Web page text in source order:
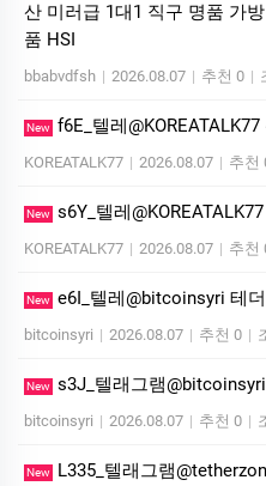
산 미러급 1대1 직구 명품 가
품 HSI
bbabvdfsh | 2026.08.07 | 추천 0 |
New f6E_텔레
KOREATALK77 | 2026.08.07 | 추천
New s6Y_텔레
KOREATALK77 | 2026.08.07 | 추천
New e6I_텔레@bitcoinsyri 테
bitcoinsyri | 2026.08.07 | 추천 0 |
New s3J_텔래그램
bitcoinsyri | 2026.08.07 | 추천 0 |
New L335_텔래그램